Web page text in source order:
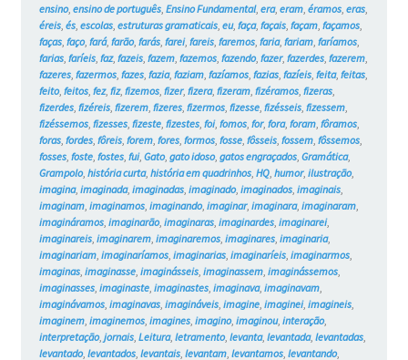
ensino, ensino de português, Ensino Fundamental, era, eram, éramos, eras,
éreis, és, escolas, estruturas gramaticais, eu, faça, façais, façam, façamos,
faças, faço, fará, farão, farás, farei, fareis, faremos, faria, fariam, faríamos,
farias, faríeis, faz, fazeis, fazem, fazemos, fazendo, fazer, fazerdes, fazerem,
fazeres, fazermos, fazes, fazia, faziam, fazíamos, fazias, fazíeis, feita, feitas,
feito, feitos, fez, fiz, fizemos, fizer, fizera, fizeram, fizéramos, fizeras,
fizerdes, fizéreis, fizerem, fizeres, fizermos, fizesse, fizésseis, fizessem,
fizéssemos, fizesses, fizeste, fizestes, foi, fomos, for, fora, foram, fôramos,
foras, fordes, fôreis, forem, fores, formos, fosse, fôsseis, fossem, fôssemos,
fosses, foste, fostes, fui, Gato, gato idoso, gatos engraçados, Gramática,
Grampolo, história curta, história em quadrinhos, HQ, humor, ilustração,
imagina, imaginada, imaginadas, imaginado, imaginados, imaginais,
imaginam, imaginamos, imaginando, imaginar, imaginara, imaginaram,
imagináramos, imaginarão, imaginaras, imaginardes, imaginarei,
imaginareis, imaginarem, imaginaremos, imaginares, imaginaria,
imaginariam, imaginaríamos, imaginarias, imaginaríeis, imaginarmos,
imaginas, imaginasse, imaginásseis, imaginassem, imaginássemos,
imaginasses, imaginaste, imaginastes, imaginava, imaginavam,
imaginávamos, imaginavas, imagináveis, imagine, imaginei, imagineis,
imaginem, imaginemos, imagines, imagino, imaginou, interação,
interpretação, jornais, Leitura, letramento, levanta, levantada, levantadas,
levantado, levantados, levantais, levantam, levantamos, levantando,